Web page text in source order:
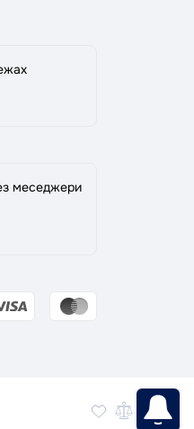
меседжери
в фарбуванні авто!